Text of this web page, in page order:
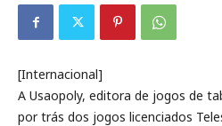
[Internacional]
A Usaopoly, editora de jogos de
por trás dos jogos licenciados